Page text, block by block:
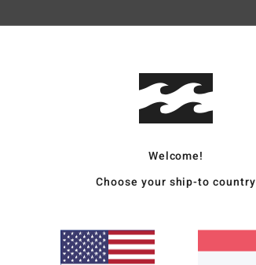
Welcome!
Choose your ship-to country